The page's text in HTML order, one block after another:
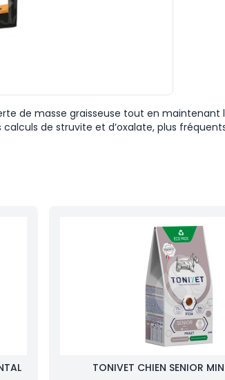
de masse graisseuse tout en
de struvite et d’oxalate, plus
TONIVET CHIEN SENIOR